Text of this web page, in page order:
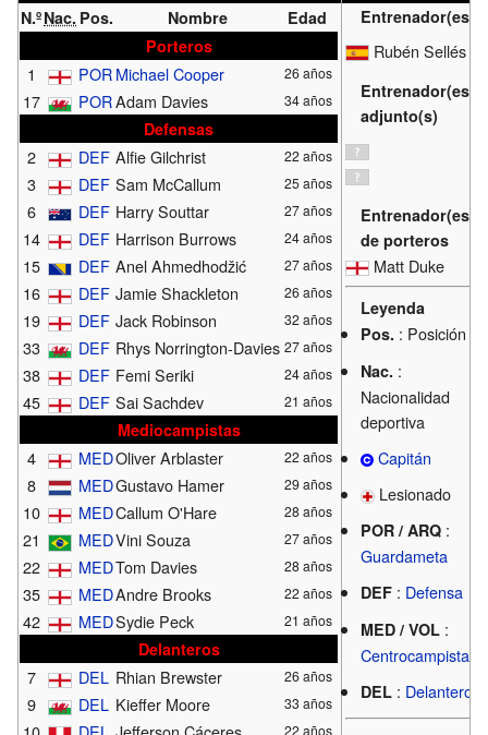
N.ºNac. Pos. Nombre
Edad
Porteros
1 PORMichael Cooper 26 años
17 PORAdam Davies 34 años
Defensas
2 DEF Alfie Gilchrist 22 años
3 DEF Sam McCallum 25 años
6 DEF Harry Souttar 27 años
14 DEF Harrison Burrows 24 años
15 DEF Anel Ahmedhodžić 27 años
16 DEF Jamie Shackleton 26 años
19 DEF Jack Robinson 32 años
33 DEF Rhys Norrington-Davies 27 años
38 DEF Femi Seriki 24 años
45 DEF Sai Sachdev 21 años
Mediocampistas
4 MEDOliver Arblaster 22 años
8 MEDGustavo Hamer 29 años
10 MEDCallum O'Hare 28 años
21 MEDVini Souza 27 años
22 MEDTom Davies 28 años
35 MEDAndre Brooks 22 años
42 MEDSydie Peck 21 años
Delanteros
7 DEL Rhian Brewster 26 años
9 DEL Kieffer Moore 33 años
22 años
Entrenador(es)
Rubén Sellés
Entrenador(es)
adjunto(s)
Entrenador(es)
de porteros
Matt Duke
Leyenda
Pos. : Posición
Nac. :
Nacionalidad
deportiva
Capitán
Lesionado
POR / ARQ :
Guardameta
DEF : Defensa
MED / VOL :
Centrocampista
DEL : Delantero